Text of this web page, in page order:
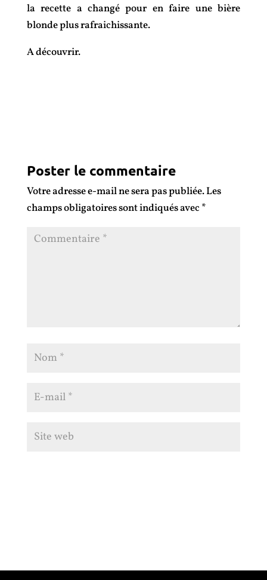
la recette a changé pour en faire une bière
blonde plus rafraichissante.
A découvrir.
Poster le commentaire
Votre adresse e-mail ne sera pas publiée.Les
champs obligatoires sont indiqués avec *